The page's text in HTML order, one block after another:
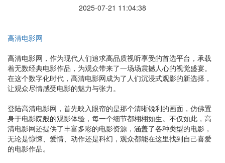
2025-07-21 11:04:38
高清电影网
高清电影网，作为现代人们追求高品质视听享受的首选平台，承载
着无数经典电影作品，为观众带来了一场场震撼人心的视觉盛宴。
在这个数字化时代，高清电影网成为了人们沉浸式观影的新选择，
让观众尽情感受电影的魅力与张力。
登陆高清电影网，首先映入眼帘的是那个清晰锐利的画面，仿佛置
身于电影院般的观影体验，每一个细节都栩栩如生。不仅如此，高
清电影网还提供了丰富多彩的电影资源，涵盖了各种类型的电影，
无论是惊悚、爱情、动作还是科幻，观众都能在这里找到自己喜爱
的电影作品。